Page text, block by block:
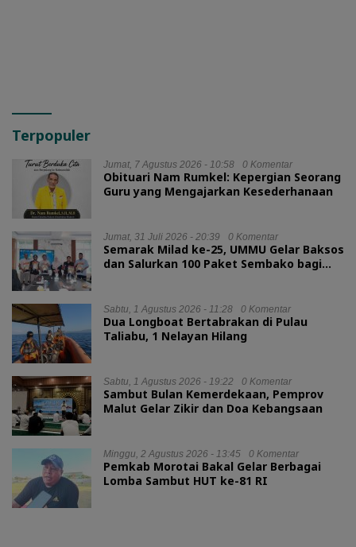
Terpopuler
Jumat, 7 Agustus 2026 - 10:58 0 Komentar
Obituari Nam Rumkel: Kepergian Seorang
Guru yang Mengajarkan Kesederhanaan
Jumat, 31 Juli 2026 - 20:39 0 Komentar
Semarak Milad ke-25, UMMU Gelar Baksos
dan Salurkan 100 Paket Sembako bagi
Sabtu, 1 Agustus 2026 - 11:28 0 Komentar
Dua Longboat Bertabrakan di Pulau
Taliabu, 1 Nelayan Hilang
Sabtu, 1 Agustus 2026 - 19:22 0 Komentar
Sambut Bulan Kemerdekaan, Pemprov
Malut Gelar Zikir dan Doa Kebangsaan
Minggu, 2 Agustus 2026 - 13:45 0 Komentar
Pemkab Morotai Bakal Gelar Berbagai
Lomba Sambut HUT ke-81 RI